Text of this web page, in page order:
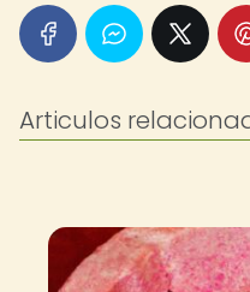
Articulos